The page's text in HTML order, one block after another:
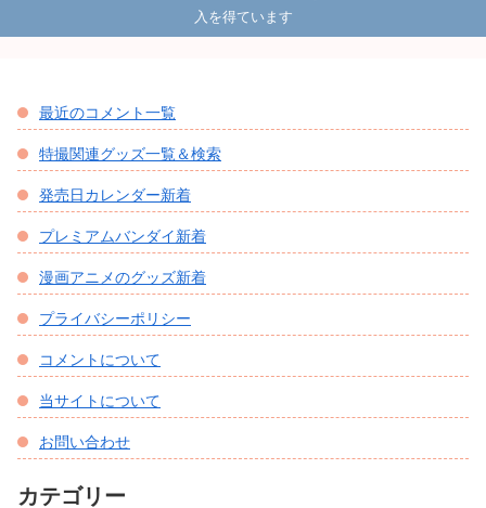
入を得ています
最近のコメント一覧
特撮関連グッズ一覧＆検索
発売日カレンダー新着
プレミアムバンダイ新着
漫画アニメのグッズ新着
プライバシーポリシー
コメントについて
当サイトについて
お問い合わせ
カテゴリー